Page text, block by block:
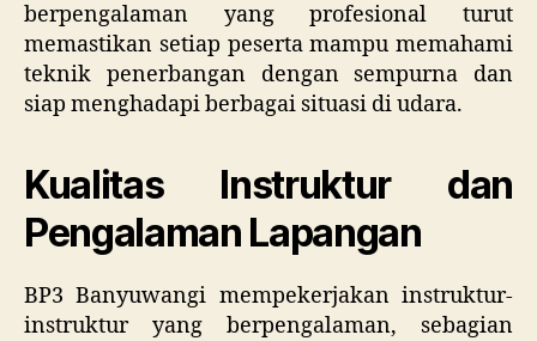
berpengalaman yang profesional turut
memastikan setiap peserta mampu memahami
teknik penerbangan dengan sempurna dan
siap menghadapi berbagai situasi di udara.
Kualitas Instruktur dan
Pengalaman Lapangan
BP3 Banyuwangi mempekerjakan instruktur-
instruktur yang berpengalaman, sebagian